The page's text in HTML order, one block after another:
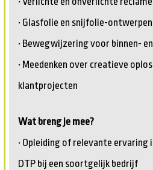
• Glasfolie en snijfolie-ontwerpen
• Bewegwijzering voor binnen-
• Meedenken over creatieve
klantprojecten
Wat breng je mee?
• Opleiding of relevante
DTP bij een soortgelijk bedrijf